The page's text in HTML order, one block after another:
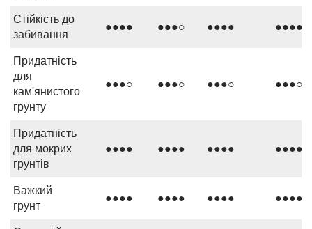
Стійкість до
забивання
●●●● ●●●○ ●●●● ●●●●
Придатність
для
кам'янистого
грунту
●●●○ ●●●○ ●●●○ ●●●○
Придатність
для мокрих
грунтів
●●●● ●●●● ●●●● ●●●●
Важкий
грунт
●●●● ●●●● ●●●● ●●●●